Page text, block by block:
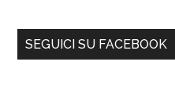
SEGUICI SU FACEBOOK